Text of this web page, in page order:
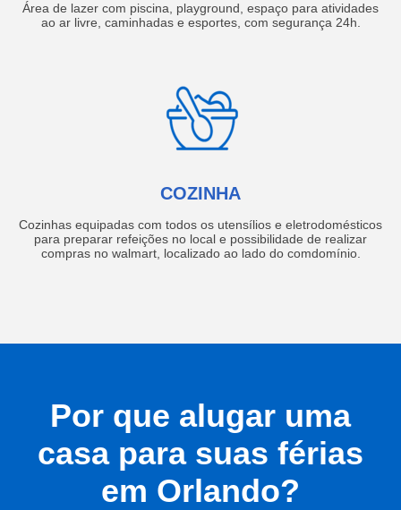
Área de lazer com piscina, playground, espaço para atividades
ao ar livre, caminhadas e esportes, com segurança 24h.
COZINHA
Cozinhas equipadas com todos os utensílios e eletrodomésticos
para preparar refeições no local e possibilidade de realizar
compras no walmart, localizado ao lado do comdomínio.
Por que alugar uma
casa para suas férias
em Orlando?